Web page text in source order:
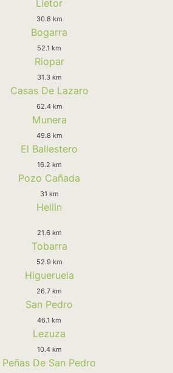
Lietor
30.8 km
Bogarra
52.1 km
Riopar
31.3 km
Casas De Lazaro
62.4 km
Munera
49.8 km
El Ballestero
16.2 km
Pozo Cañada
31 km
Hellin
21.6 km
Tobarra
52.9 km
Higueruela
26.7 km
San Pedro
46.1 km
Lezuza
10.4 km
Peñas De San Pedro